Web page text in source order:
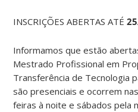
INSCRIÇÕES ABERTAS ATÉ
Informamos que estão
Mestrado Profissional em
Transferência de Tecnologia
são presenciais e ocorrem
feiras à noite e sábados pela